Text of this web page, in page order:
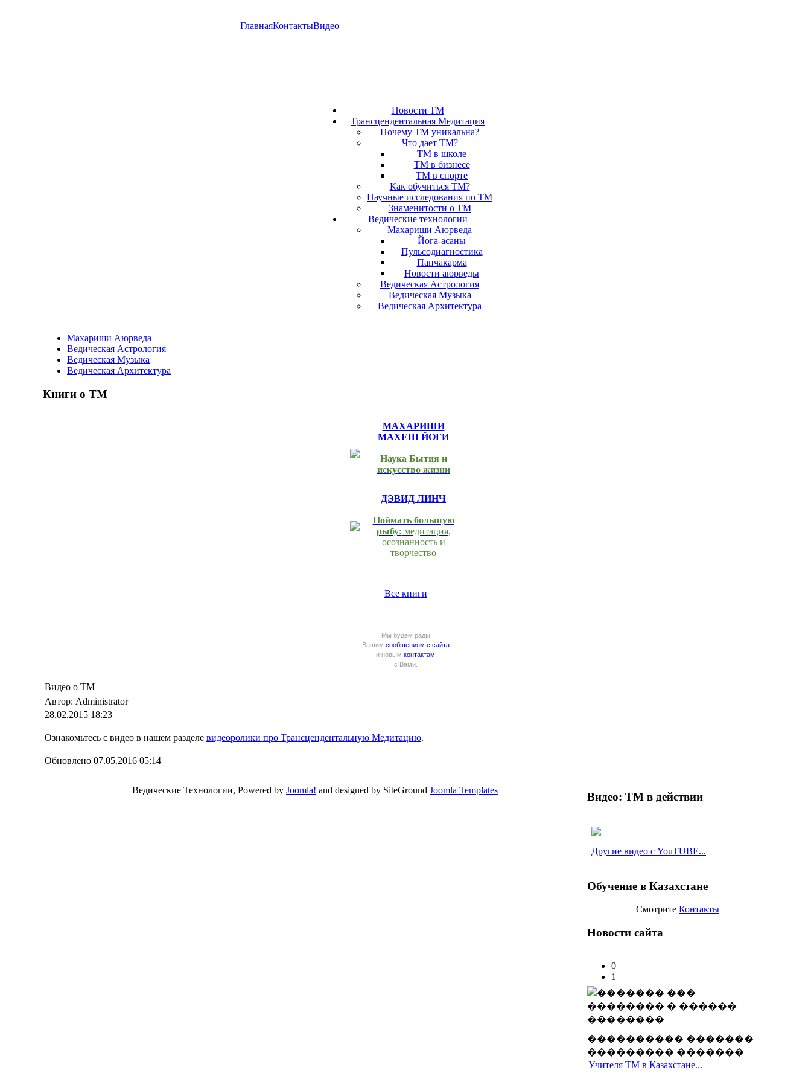
ГлавнаяКонтактыВидео
Новости ТМ
Трансцендентальная Медитация
Почему ТМ уникальна?
Что дает ТМ?
ТМ в школе
ТМ в бизнесе
ТМ в спорте
Как обучиться ТМ?
Научные исследования по ТМ
Знаменитости о ТМ
Ведические технологии
Махариши Аюрведа
Йога-асаны
Пульсодиагностика
Панчакарма
Новости аюрведы
Ведическая Астрология
Ведическая Музыка
Ведическая Архитектура
Махариши Аюрведа
Ведическая Астрология
Ведическая Музыка
Ведическая Архитектура
Книги о ТМ
МАХАРИШИ
МАХЕШ ЙОГИ
Наука Бытия и
искусство жизни
ДЭВИД ЛИНЧ
Поймать большую
рыбу: медитация,
осознанность и
творчество
Все книги
Мы будем рады
Вашим сообщениям с сайта
и новым контактам
с Вами.
Видео о ТМ
Автор: Administrator
28.02.2015 18:23
Ознакомьтесь с видео в нашем разделе видеоролики про Трансцендентальную Медитацию.
Обновлено 07.05.2016 05:14
Видео: ТМ в действии
Другие видео с YouTUBE...
Обучение в Казахстане
Смотрите Контакты
Новости сайта
0
1
���������� �������
��������� �������
Учителя ТМ в Казахстане...
Ведические Технологии, Powered by Joomla! and designed by SiteGround Joomla Templates